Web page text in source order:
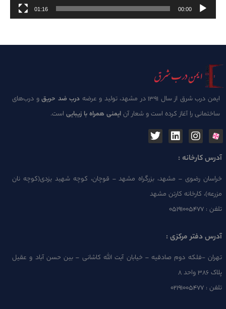
00:00
01:16
ایمن درب شرق از سال 1391 در مشهد، تولید و عرضه درب ضد حریقو درب‌های
ساختمانی را آغاز کرده است و شعار آنایمنی همراه با زیبایی است.
آدرس کارخانه :
خراسان رضوی – مشهد، بزرگراه مشهد – قوچان، کوچه شهید یزدی(کوچه نان
مزرعه)، کارخانه کارتن مشهد
تلفن : ۰۵۱۹۱۰۰۵۴۷۷
آدرس دفتر مرکزی :
تهران -فلکه دوم صادقیه – خیابان آیت الله کاشانی – بین حسن آباد و عقیل
پلاک 386 واحد 8
تلفن : ۰۲۱۹۱۰۰۵۴۷۷